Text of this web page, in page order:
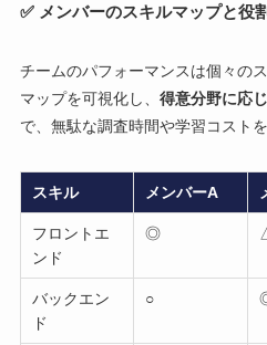
✅ メンバーのスキルマップと役
チームのパフォーマンスは個々の
マップを可視化し、 得意分野に応
で、無駄な調査時間や学習コストを
スキル メンバーA
フロントエ
ンド
◎
バックエン
ド
○